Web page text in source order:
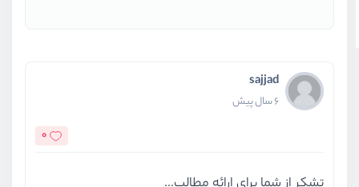
sajjad
6 سال پیش
0